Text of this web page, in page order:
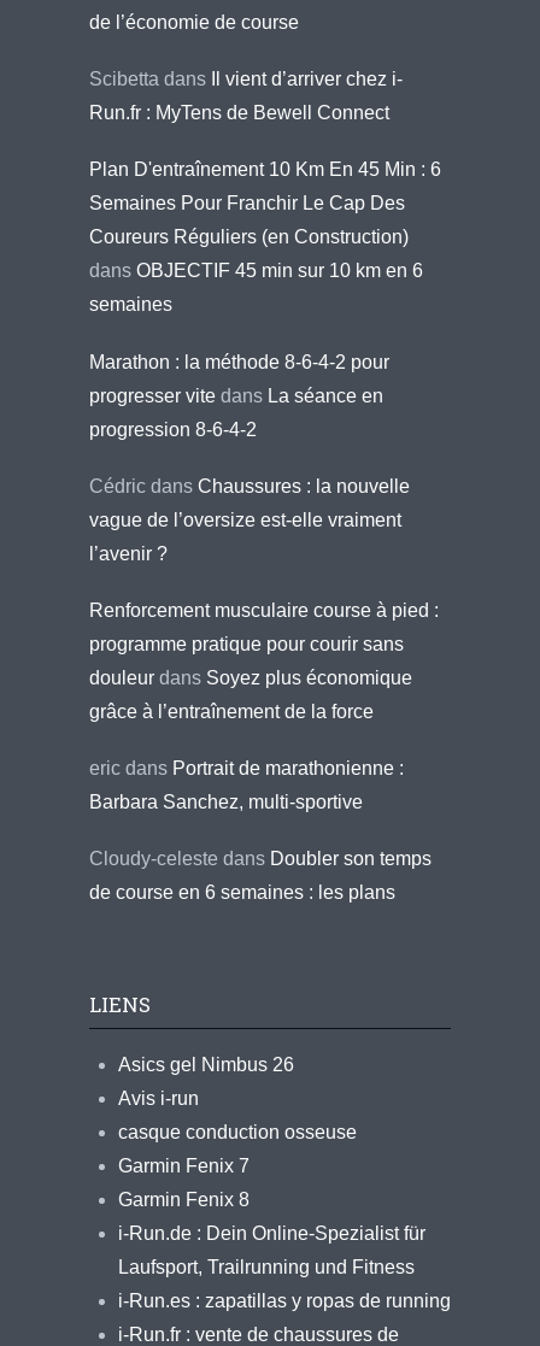
de l’économie de course
Scibetta dans
Il vient d’arriver chez i-
Run.fr : MyTens de Bewell Connect
Plan D'entraînement 10 Km En 45 Min : 6
Semaines Pour Franchir Le Cap Des
Coureurs Réguliers (en Construction)
dans OBJECTIF 45 min sur 10 km en 6
semaines
Marathon : la méthode 8-6-4-2 pour
progresser vite dans La séance en
progression 8-6-4-2
Cédric dans Chaussures : la nouvelle
vague de l’oversize est-elle vraiment
l’avenir ?
Renforcement musculaire course à pied :
programme pratique pour courir sans
douleur dans Soyez plus économique
grâce à l’entraînement de la force
eric dans Portrait de marathonienne :
Barbara Sanchez, multi-sportive
Cloudy-celeste dans Doubler son temps
de course en 6 semaines : les plans
LIENS
Asics gel Nimbus 26
Avis i-run
casque conduction osseuse
Garmin Fenix 7
Garmin Fenix 8
i-Run.de : Dein Online-Spezialist für
Laufsport, Trailrunning und Fitness
i-Run.es : zapatillas y ropas de running
i-Run.fr : vente de chaussures de